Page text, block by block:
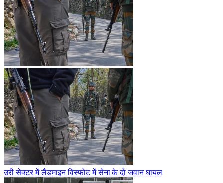
उरी सेक्टर में लैंडमाइन विस्फोट में सेना के दो जवान घायल